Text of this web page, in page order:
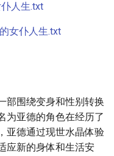
人生.txt
女仆人生.txt
部围绕变身和性别转换
为亚德的角色在经历了
亚德通过现世水晶体验
应新的身体和生活安